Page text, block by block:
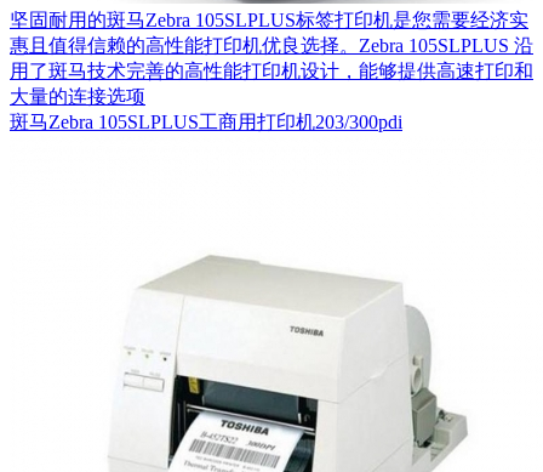
坚固耐用的斑马Zebra 105SLPLUS标签打印机是您需要经济实
惠且值得信赖的高性能打印机优良选择。Zebra 105SLPLUS 沿
用了斑马技术完善的高性能打印机设计，能够提供高速打印和
大量的连接选项
斑马Zebra 105SLPLUS工商用打印机203/300pdi